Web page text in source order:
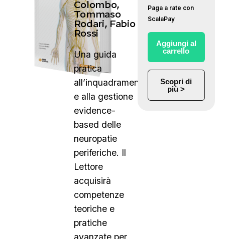
Colombo,
Tommaso
Rodari, Fabio
Rossi
Una guida
pratica
all’inquadramento
e alla gestione
evidence-
based delle
neuropatie
periferiche. Il
Lettore
acquisirà
competenze
teoriche e
pratiche
avanzate per
Paga a rate con
ScalaPay
Aggiungi al
carrello
Scopri di
più >